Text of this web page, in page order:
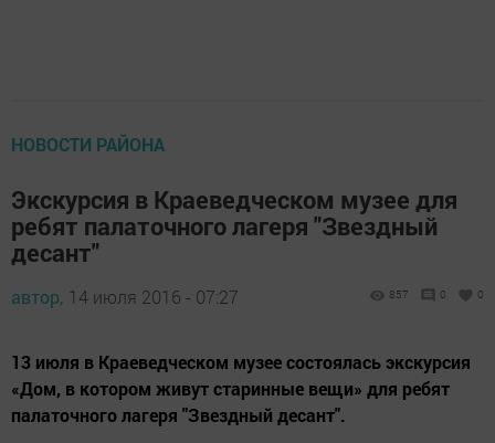
НОВОСТИ РАЙОНА
Экскурсия в Краеведческом музее для
ребят палаточного лагеря "Звездный
десант"
автор, 14 июля 2016 - 07:27 857 0 0
13 июля в Краеведческом музее состоялась экскурсия
«Дом, в котором живут старинные вещи» для ребят
палаточного лагеря "Звездный десант".